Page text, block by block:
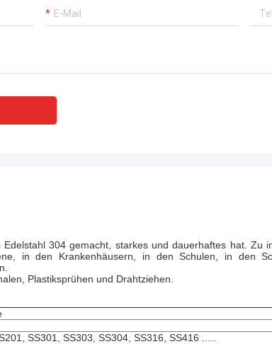
Edelstahl 304 gemacht, starkes und dauerhaftes hat. Zu
in den Krankenhäusern, in den Schulen, in den
Plastiksprühen und Drahtziehen.
SS301, SS303, SS304, SS316, SS416 .....